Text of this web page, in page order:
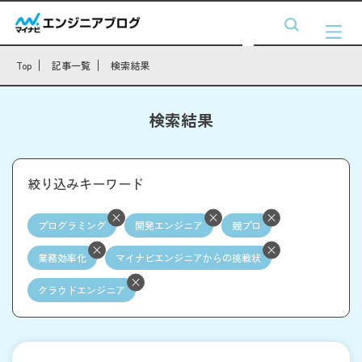
Top 記事一覧 検索結果
検索結果
絞り込みキーワード
プログラミング 開発エンジニア 競プロ
業務効率化 マイナビエンジニアからの挑戦状
クラウドエンジニア